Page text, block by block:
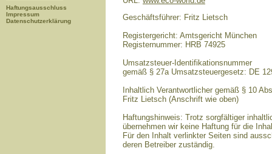
Haftungsausschluss
Impressum
Datenschutzerklärung
Geschäftsführer: Fritz Lietsch
Registergericht: Amtsgericht München
Registernummer: HRB 74925
Umsatzsteuer-Identifikationsnummer
gemäß § 27a Umsatzsteuergesetz: DE
Inhaltlich Verantwortlicher gemäß § 10
Fritz Lietsch (Anschrift wie oben)
Haftungshinweis: Trotz sorgfältiger
übernehmen wir keine Haftung für die
Für den Inhalt verlinkter Seiten sind
deren Betreiber zuständig.